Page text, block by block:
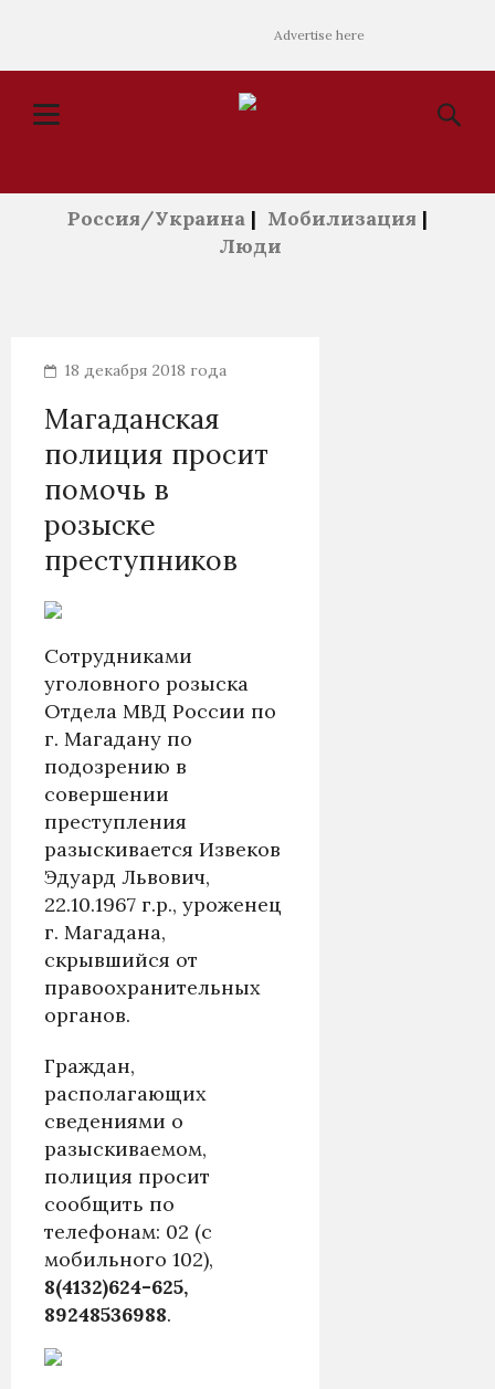
Advertise here
Россия/Украина | Мобилизация |
Люди
18 декабря 2018 года
Магаданская
полиция просит
помочь в
розыске
преступников
Сотрудниками
уголовного розыска
Отдела МВД России по
г. Магадану по
подозрению в
совершении
преступления
разыскивается Извеков
Эдуард Львович,
22.10.1967 г.р., уроженец
г. Магадана,
скрывшийся от
правоохранительных
органов.
Граждан,
располагающих
сведениями о
разыскиваемом,
полиция просит
сообщить по
телефонам: 02 (с
мобильного 102),
8(4132)624-625,
89248536988.